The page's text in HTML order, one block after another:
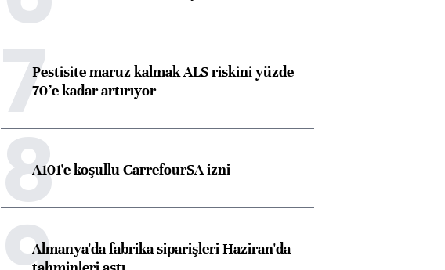
7Pestisite maruz kalmak ALS riskini yüzde
70’e kadar artırıyor
8A101'e koşullu CarrefourSA izni
Almanya'da fabrika siparişleri Haziran'da